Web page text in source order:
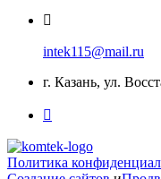
intek115@mail.ru
г. Казань, ул.
Политика